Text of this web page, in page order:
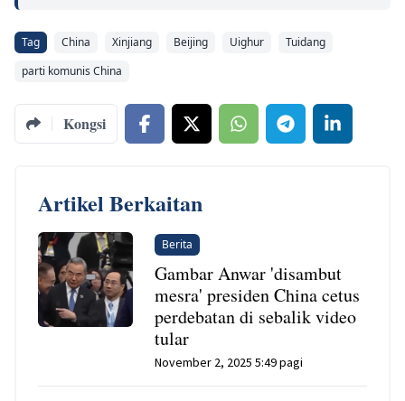
Tag China Xinjiang Beijing Uighur
Tuidang
parti komunis China
Kongsi
Artikel Berkaitan
Berita
Gambar Anwar 'disambut
mesra' presiden China cetus
perdebatan di sebalik video
tular
November 2, 2025 5:49 pagi